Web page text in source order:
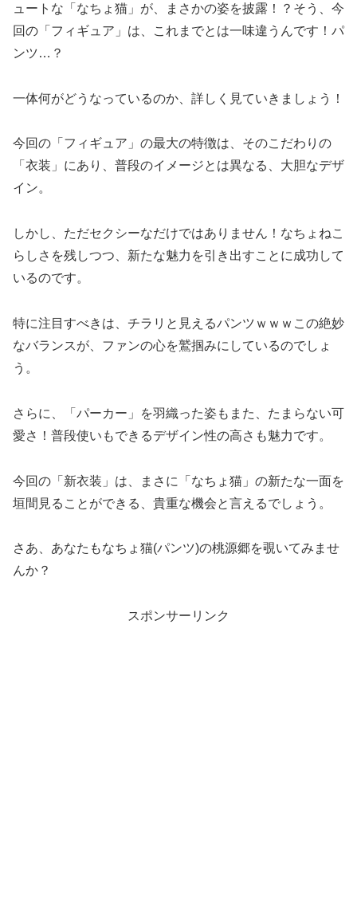
ュートな「なちょ猫」が、まさかの姿を披露！？そう、今
回の「フィギュア」は、これまでとは一味違うんです！パ
ンツ…？
一体何がどうなっているのか、詳しく見ていきましょう！
今回の「フィギュア」の最大の特徴は、そのこだわりの
「衣装」にあり、普段のイメージとは異なる、大胆なデザ
イン。
しかし、ただセクシーなだけではありません！なちょねこ
らしさを残しつつ、新たな魅力を引き出すことに成功して
いるのです。
特に注目すべきは、チラリと見えるパンツｗｗｗこの絶妙
なバランスが、ファンの心を鷲掴みにしているのでしょ
う。
さらに、「パーカー」を羽織った姿もまた、たまらない可
愛さ！普段使いもできるデザイン性の高さも魅力です。
今回の「新衣装」は、まさに「なちょ猫」の新たな一面を
垣間見ることができる、貴重な機会と言えるでしょう。
さあ、あなたもなちょ猫(パンツ)の桃源郷を覗いてみませ
んか？
スポンサーリンク